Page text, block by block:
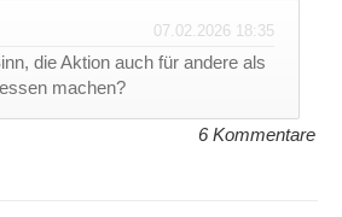
07.02.2026 18:35
die Aktion auch für andere als
machen?
6 Kommentare